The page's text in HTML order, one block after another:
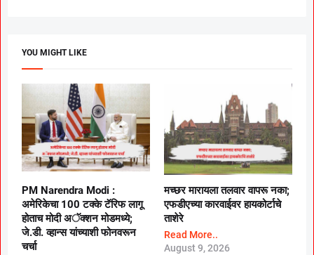
YOU MIGHT LIKE
PM Narendra Modi :
अमेरिकेचा 100 टक्के टॅरिफ लागू
होताच मोदी अॅक्शन मोडमध्ये;
जे.डी. व्हान्स यांच्याशी फोनवरून
चर्चा
मच्छर मारायला तलवार वापरू नका;
एफडीएच्या कारवाईवर हायकोर्टाचे
ताशेरे
Read More..
August 9, 2026